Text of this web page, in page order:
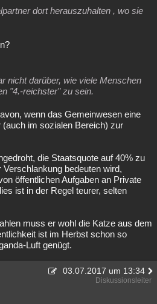
dort herauszuhalten , wo sie
nicht darüber, wie viele Menschen
"4.-reichster" zu sein.
wenn das Gemeinwesen eine
im sozialen Bereich) zur
die Staatsquote auf 40% zu
bedeuten wird,
öffentlichen Aufgaben an Private
ist in der Regel teurer, selten
muss er wohl die Katze aus dem
ist im Herbst schon so
Luft genügt.
03.07.2017 um 13:34
Diskussionsleiter